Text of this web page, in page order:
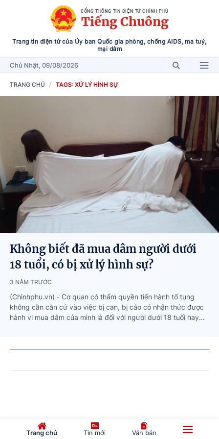
CỔNG THÔNG TIN ĐIỆN TỬ CHÍNH PHỦ
Tiếng Chuông
Trang tin điện tử của Ủy ban Quốc gia phòng, chống AIDS, ma tuý,
mại dâm
Chủ Nhật, 09/08/2026
TRANG CHỦ TAGS: XỬ LÝ HÌNH SỰ
Không biết đã mua dâm người dưới
18 tuổi, có bị xử lý hình sự?
3 NĂM TRƯỚC
(Chinhphu.vn) - Cơ quan có thẩm quyền tiến hành tố tụng
không cần căn cứ vào việc bị can, bị cáo có nhận thức được
hành vi mua dâm của mình là đối với người dưới 18 tuổi hay
Trang chủ Tin mới Văn bản